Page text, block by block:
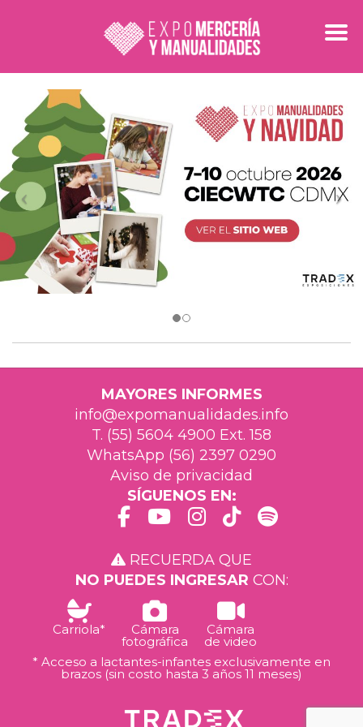
MAYORES INFORMES
info@expomanualidades.info
T. (55) 5604 4900 Ext. 158
WhatsApp (56) 2397 0290
Aviso de privacidad
SÍGUENOS EN:
RECUERDA QUE
NO PUEDES INGRESAR CON:
Carriola* Cámara
fotográfica
Cámara
de video
* Acceso a lactantes-infantes exclusivamente en
brazos (sin costo hasta 3 años 11 meses)